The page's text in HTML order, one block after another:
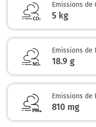
Emissions de
5 kg
Emissions de
18.9 g
Emissions de
810 mg